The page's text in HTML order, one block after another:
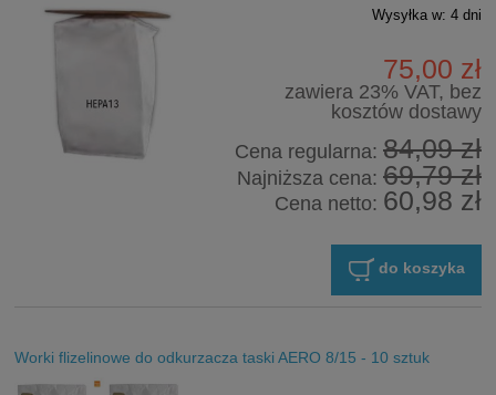
Wysyłka w: 4 dni
75,00 zł
zawiera 23% VAT, bez
kosztów dostawy
Cena regularna: 84,09 zł
Najniższa cena: 69,79 zł
Cena netto: 60,98 zł
do koszyka
Worki flizelinowe do odkurzacza taski AERO 8/15 - 10 sztuk